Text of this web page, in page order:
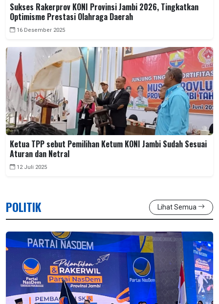
Sukses Rakerprov KONI Provinsi Jambi 2026, Tingkatkan
Optimisme Prestasi Olahraga Daerah
16 Desember 2025
Ketua TPP sebut Pemilihan Ketum KONI Jambi Sudah Sesuai
Aturan dan Netral
12 Juli 2025
POLITIK Lihat Semua